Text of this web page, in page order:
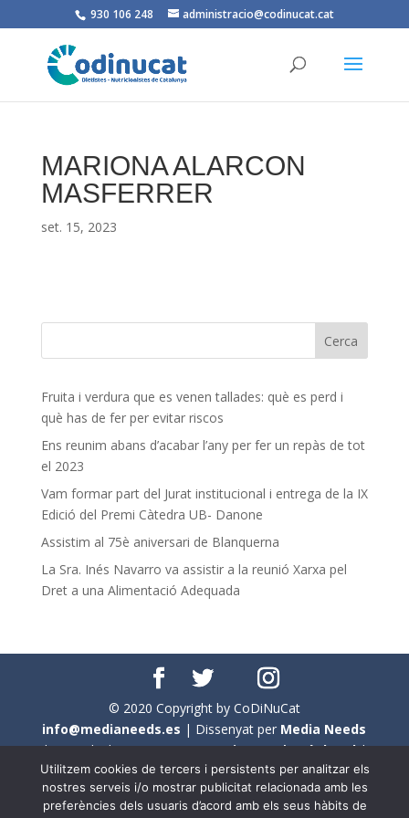
930 106 248 administracio@codinucat.cat
MARIONA ALARCON
MASFERRER
set. 15, 2023
Fruita i verdura que es venen tallades: què es perd i
què has de fer per evitar riscos
Ens reunim abans d’acabar l’any per fer un repàs de tot
el 2023
Vam formar part del Jurat institucional i entrega de la IX
Edició del Premi Càtedra UB- Danone
Assistim al 75è aniversari de Blanquerna
La Sra. Inés Navarro va assistir a la reunió Xarxa pel
Dret a una Alimentació Adequada
© 2020 Copyright by CoDiNuCat
info@medianeeds.es | Dissenyat per Media Needs
| Tots els drets reservats aCoDiNuCat |Avís legal|
Avís per cookies
En aquest web s'ha tingut en compte l'ús no sexista del
Utilitzem cookies de tercers i persistents per analitzar els
nostres serveis i/o mostrar publicitat relacionada amb les
preferències dels usuaris d’acord amb els seus hàbits de